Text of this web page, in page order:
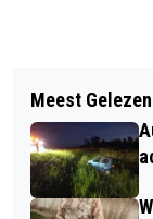
EEN PAAR
MAAK JE
KINDEREN
WATER
Meest Gelezen